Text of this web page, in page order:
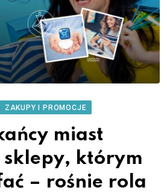
ZAKUPY I PROMOCJE
miast
którym
– rośnie rola